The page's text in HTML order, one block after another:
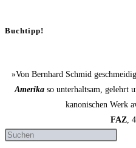
Buchtipp!
»Von Bernhard Schmid
Amerika so unterhaltsam, gelehrt
kanonischen Werk
FAZ,